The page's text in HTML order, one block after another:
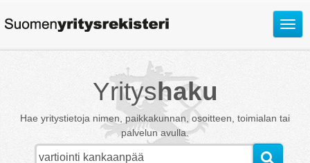
Avaa
Yrityshaku
Hae yritystietoja nimen, paikkakunnan, osoitteen, toimialan tai
palvelun avulla.